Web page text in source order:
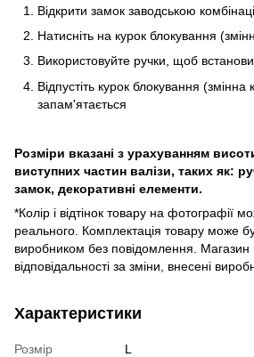
Відкрити замок заводською
Натисніть на курок блокування
Використовуйте ручки, щоб
Відпустіть курок блокування
запам'ятається
Розміри вказані з урахуванням
виступних частин валізи, таких як:
замок, декоративні елементи.
*Колір і відтінок товару на фотографії
реального. Комплектація товару може
виробником без повідомлення. Магазин
відповідальності за зміни, внесені
Характеристики
Розмір L